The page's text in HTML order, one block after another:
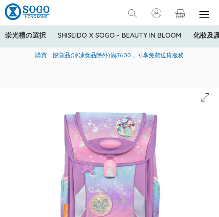
崇光禮の選択 SHISEIDO X SOGO - BEAUTY IN BLOOM 化妝及
美國運通Explorer®信用卡會員購物禮遇：高達5%簽賬回贈！
購買一般貨品(冷凍食品除外)滿$600，可享免費送貨服務
寄送中國內地服務只適用於指定商品，若訂單金額少於HK$600(折